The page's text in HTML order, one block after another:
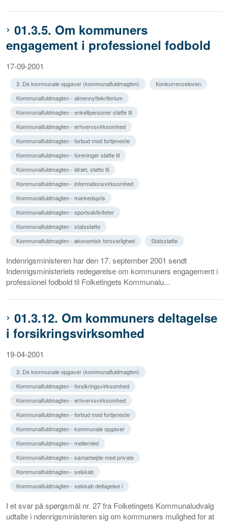
01.3.5. Om kommuners
engagement i professionel fodbold
17-09-2001
3. De kommunale opgaver (kommunalfuldmagten)
Konkurrenceloven
Kommunalfuldmagten - almennyttekriterium
Kommunalfuldmagten - enkeltpersoner støtte til
Kommunalfuldmagten - erhvervsvirksomhed
Kommunalfuldmagten - forbud mod fortjeneste
Kommunalfuldmagten - foreninger støtte til
Kommunalfuldmagten - idræt, støtte til
Kommunalfuldmagten - informationsvirksomhed
Kommunalfuldmagten - markedspris
Kommunalfuldmagten - sportsaktiviteter
Kommunalfuldmagten - statsstøtte
Kommunalfuldmagten - økonomisk forsvarlighed
Statsstøtte
Indenrigsministeren har den 17. september 2001 sendt
Indenrigsministeriets redegørelse om kommuners engagement i
professionel fodbold til Folketingets Kommunalu...
01.3.12. Om kommuners deltagelse
i forsikringsvirksomhed
19-04-2001
3. De kommunale opgaver (kommunalfuldmagten)
Kommunalfuldmagten - forsikringsvirksomhed
Kommunalfuldmagten - erhvervsvirksomhed
Kommunalfuldmagten - forbud mod fortjeneste
Kommunalfuldmagten - kommunale opgaver
Kommunalfuldmagten - mellemled
Kommunalfuldmagten - samarbejde med private
Kommunalfuldmagten - selskab
Kommunalfuldmagten - selskab deltagelse i
I et svar på spørgsmål nr. 27 fra Folketingets Kommunaludvalg
udtalte i ndenrigsministeren sig om kommuners mulighed for at